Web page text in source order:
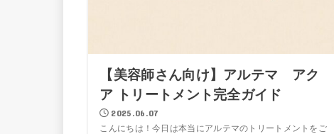
【美容師さん向け】アルテマ アク
ア トリートメント完全ガイド
2025.06.07
こんにちは！今日は本当にアルテマのトリートメントをご